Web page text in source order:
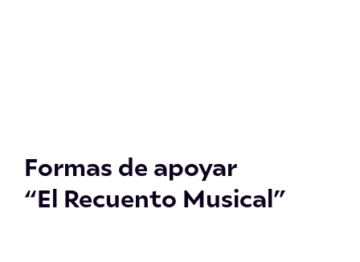
Formas de apoyar
“El Recuento Musical”